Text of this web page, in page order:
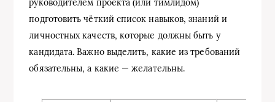
руководителем проекта (или тимлидом)
подготовить чёткий список навыков, знаний и
личностных качеств, которые должны быть у
кандидата. Важно выделить, какие из требований
обязательны, а какие — желательны.